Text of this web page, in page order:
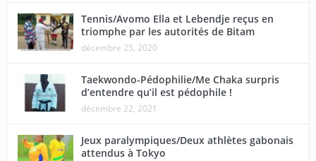
Tennis/Avomo Ella et Lebendje reçus en
triomphe par les autorités de Bitam
décembre 25, 2020
Taekwondo-Pédophilie/Me Chaka surpris
d’entendre qu’il est pédophile !
décembre 22, 2021
Jeux paralympiques/Deux athlètes gabonais
attendus à Tokyo